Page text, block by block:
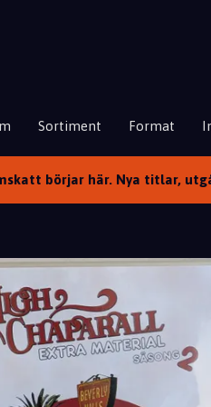
Sortiment Format
börjar här. Nya titlar,